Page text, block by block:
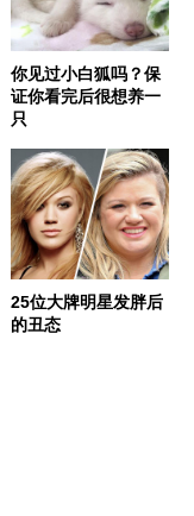
你见过小白狐吗？保
证你看完后很想养一
只
25位大牌明星发胖后
的丑态